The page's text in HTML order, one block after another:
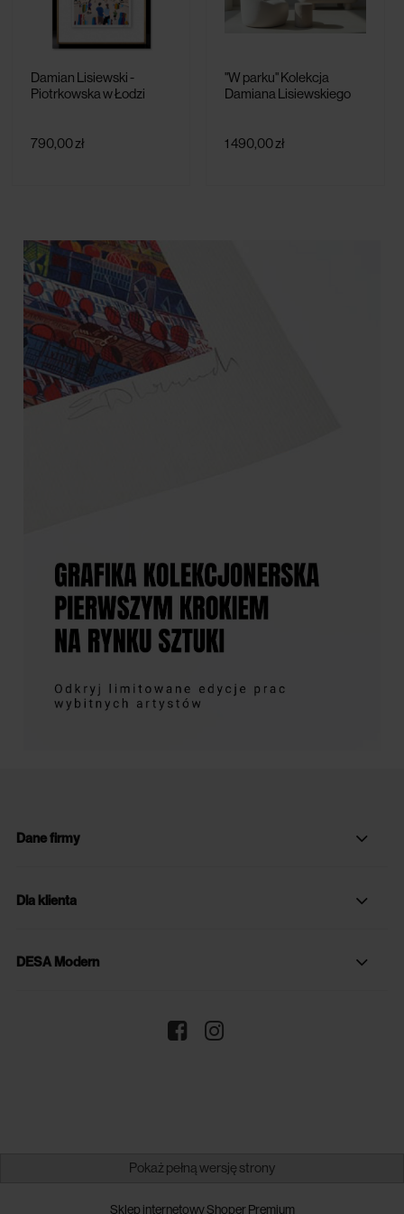
Damian Lisiewski -
Piotrkowska w Łodzi
790,00 zł
"W parku" Kolekcja
Damiana Lisiewskiego
1 490,00 zł
Dane firmy
Dla klienta
DESA Modern
Pokaż pełną wersję strony
Sklep internetowy Shoper Premium